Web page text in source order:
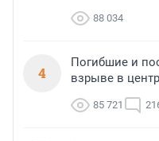
88 034
4
Погибшие и
взрыве в
85 721